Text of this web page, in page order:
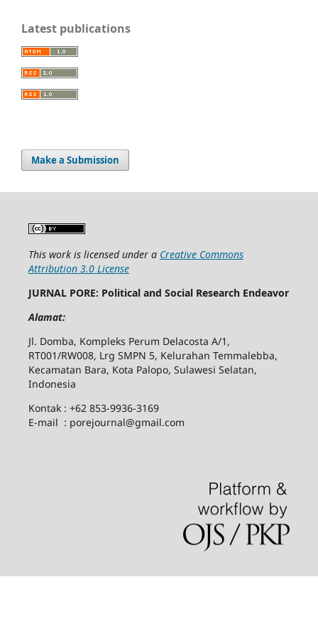
Latest publications
Make a Submission
This work is licensed under a Creative Commons
Attribution 3.0 License
JURNAL PORE: Political and Social Research Endeavor
Alamat:
Jl. Domba, Kompleks Perum Delacosta A/1,
RT001/RW008, Lrg SMPN 5, Kelurahan Temmalebba,
Kecamatan Bara, Kota Palopo, Sulawesi Selatan,
Indonesia
Kontak : +62 853-9936-3169
E-mail : porejournal@gmail.com